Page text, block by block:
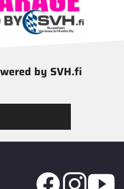
by SVH.fi